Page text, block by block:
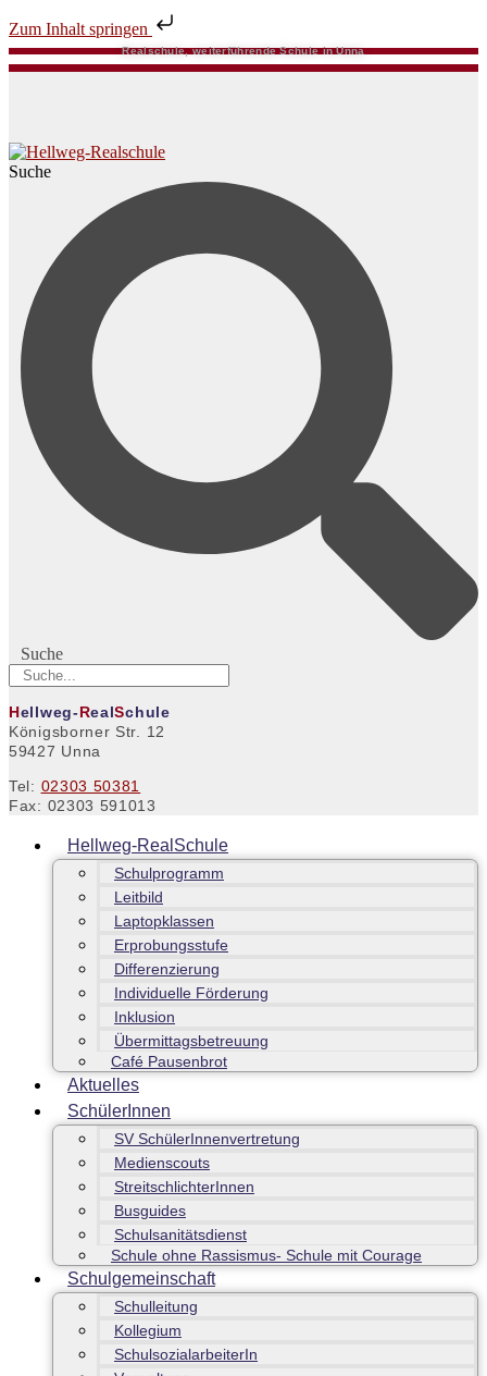
Zum Inhalt springen
Realschule, weiterführende Schule in Unna
Suche
Suche
Hellweg-RealSchule
Königsborner Str. 12
59427 Unna
Tel: 02303 50381
Fax: 02303 591013
Hellweg-RealSchule
Schulprogramm
Leitbild
Laptopklassen
Erprobungsstufe
Differenzierung
Individuelle Förderung
Inklusion
Übermittagsbetreuung
Café Pausenbrot
Aktuelles
SchülerInnen
SV SchülerInnenvertretung
Medienscouts
StreitschlichterInnen
Busguides
Schulsanitätsdienst
Schule ohne Rassismus- Schule mit Courage
Schulgemeinschaft
Schulleitung
Kollegium
SchulsozialarbeiterIn